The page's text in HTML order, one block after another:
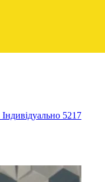
Індивідуально 5217